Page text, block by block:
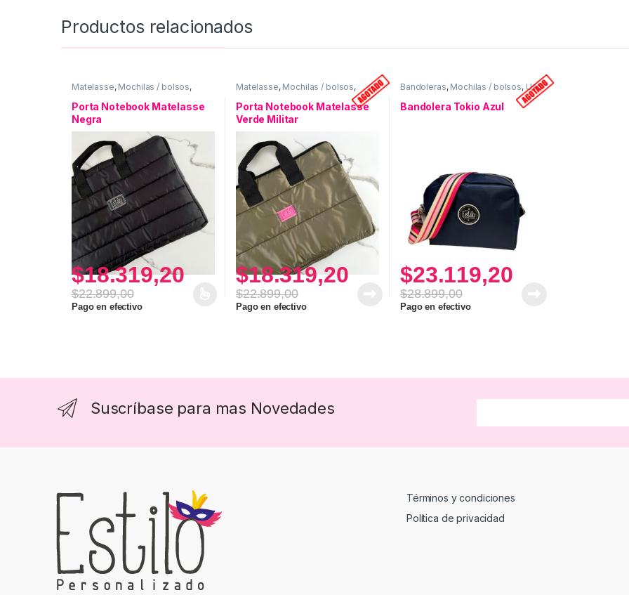
Productos relacionados
Matelasse, Mochilas / bolsos,
Porta Notebook Matelasse
Negra
$18.319,20
$22.899,00
Pago en efectivo
Este producto tiene múltiples variantes. Las opciones se pueden elegir en la página de producto
Matelasse, Mochilas / bolsos,
Porta Notebook Matelasse
Verde Militar
$18.319,20
$22.899,00
Pago en efectivo
Bandoleras, Mochilas / bolsos, Uso
Bandolera Tokio Azul
$23.119,20
$28.899,00
Pago en efectivo
Suscríbase para mas Novedades
Términos y condiciones
Política de privacidad